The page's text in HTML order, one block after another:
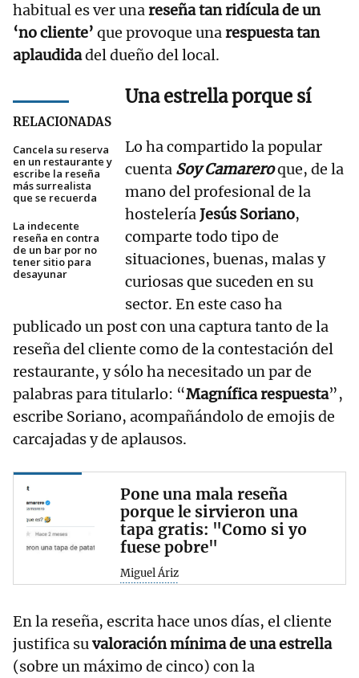
habitual es ver unareseña tan ridícula de un
‘no cliente’ que provoque unarespuesta tan
aplaudidadel dueño del local.
RELACIONADAS
Cancela su reserva
en un restaurante y
escribe la reseña
más surrealista
que se recuerda
La indecente
reseña en contra
de un bar por no
tener sitio para
desayunar
Una estrella porque sí
Lo ha compartido la popular
cuenta Soy Camareroque, de la
mano del profesional de la
hosteleríaJesús Soriano,
comparte todo tipo de
situaciones, buenas, malas y
curiosas que suceden en su
sector. En este caso ha
publicado un post con una captura tanto de la
reseña del cliente como de la contestación del
restaurante, y sólo ha necesitado un par de
palabras para titularlo: “Magnífica respuesta”,
escribe Soriano, acompañándolo de emojis de
carcajadas y de aplausos.
Pone una mala reseña
porque le sirvieron una
tapa gratis: "Como si yo
fuese pobre"
Miguel Áriz
En la reseña, escrita hace unos días, el cliente
justifica suvaloración mínima de una estrella
(sobre un máximo de cinco) con la